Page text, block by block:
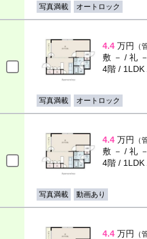
写真満載 オートロック
4.4 万円 （
敷 － / 礼 －
4階 / 1LDK
写真満載 オートロック
4.4 万円 （
敷 － / 礼 －
4階 / 1LDK
写真満載 動画あり
4.4 万円 （